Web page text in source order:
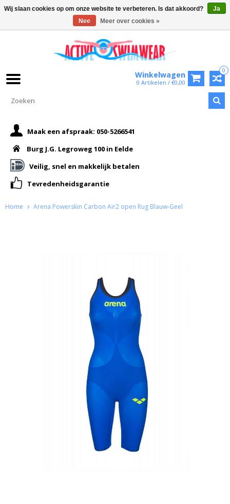
0
Winkelwagen
0 Artikelen / €0,00
Maak een afspraak: 050-5266541
Burg J.G. Legroweg 100 in Eelde
Veilig, snel en makkelijk betalen
Tevredenheidsgarantie
Home Arena Powerskin Carbon Air2 open Rug Blauw-Geel
Wij slaan cookies op om onze website te verbeteren. Is dat akkoord?
Ja
Nee
Meer over cookies »